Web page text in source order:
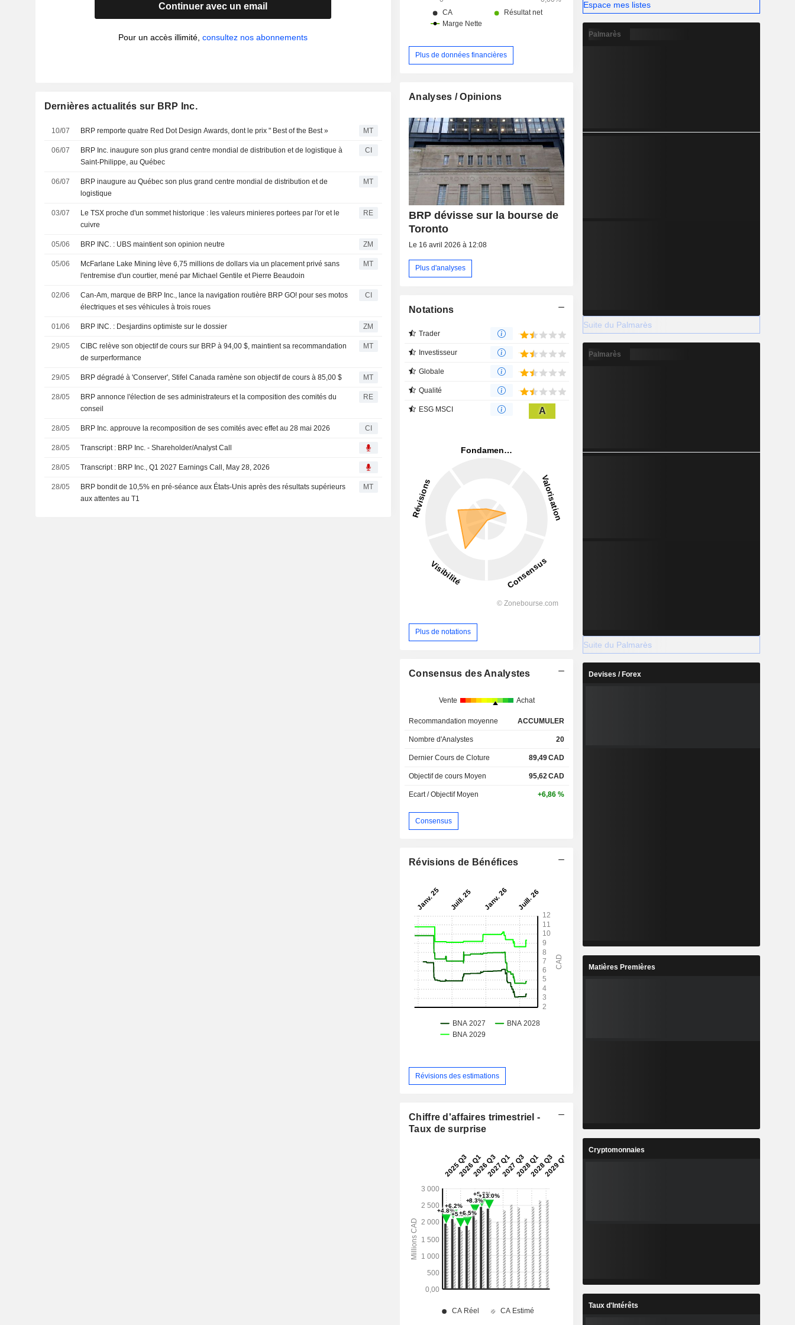
Continuer avec un email
Pour un accès illimité,consultez nos abonnements
Dernières actualités sur BRP Inc.
10/07 BRP remporte quatre Red Dot Design Awards, dont le prix " Best of the Best » MT
06/07
BRP Inc. inaugure son plus grand centre mondial de distribution et de logistique à
Saint-Philippe, au Québec
CI
06/07
BRP inaugure au Québec son plus grand centre mondial de distribution et de
logistique
MT
03/07
Le TSX proche d'un sommet historique : les valeurs minieres portees par l'or et le
cuivre
RE
05/06 BRP INC. : UBS maintient son opinion neutre ZM
05/06
McFarlane Lake Mining lève 6,75 millions de dollars via un placement privé sans
l'entremise d'un courtier, mené par Michael Gentile et Pierre Beaudoin
MT
02/06
Can-Am, marque de BRP Inc., lance la navigation routière BRP GO! pour ses motos
électriques et ses véhicules à trois roues
CI
01/06 BRP INC. : Desjardins optimiste sur le dossier ZM
29/05
CIBC relève son objectif de cours sur BRP à 94,00 $, maintient sa recommandation
de surperformance
MT
29/05 BRP dégradé à 'Conserver', Stifel Canada ramène son objectif de cours à 85,00 $ MT
28/05
BRP annonce l'élection de ses administrateurs et la composition des comités du
conseil
RE
28/05 BRP Inc. approuve la recomposition de ses comités avec effet au 28 mai 2026 CI
28/05 Transcript : BRP Inc. - Shareholder/Analyst Call
28/05 Transcript : BRP Inc., Q1 2027 Earnings Call, May 28, 2026
28/05
BRP bondit de 10,5% en pré-séance aux États-Unis après des résultats supérieurs
aux attentes au T1
MT
produits existantes.
Plus de données financières
Analyses / Opinions
BRP dévisse sur la bourse de
Toronto
Le 16 avril 2026 à 12:08
Plus d'analyses
Notations
Trader
Investisseur
Globale
Qualité
ESG MSCI A
Plus de notations
Consensus des Analystes
Vente Achat
Recommandation moyenne ACCUMULER
Nombre d'Analystes 20
Dernier Cours de Cloture 89,49CAD
Objectif de cours Moyen 95,62CAD
Ecart / Objectif Moyen +6,86 %
Consensus
Révisions de Bénéfices
Révisions des estimations
Chiffre d'affaires trimestriel -
Taux de surprise
Espace mes listes
Palmarès
Suite du Palmarès
Palmarès
Suite du Palmarès
Devises / Forex
Matières Premières
Cryptomonnaies
Taux d'Intérêts